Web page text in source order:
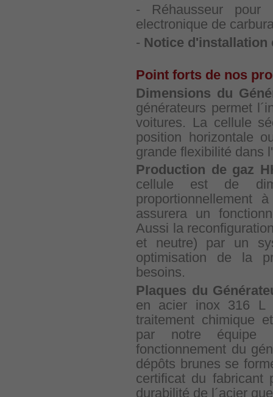
- Réhausseur
electronique de
- Notice d'installation
Point forts de nos
Dimensions du
générateurs permet
voitures. La cellule
position horizontale
grande flexibilité dans
Production de gaz
cellule est de
assurera un
Aussi la
et neutre) par un
optimisation de la
besoins.
Plaques du
en acier inox 316 L
traitement chimique
par notre
fonctionnement du
dépôts brunes se
certificat du fabricant
durabilité de l´acier